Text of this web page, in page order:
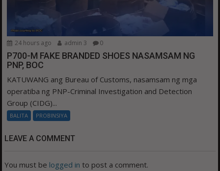
24 hours ago admin 3 0
P700-M FAKE BRANDED SHOES NASAMSAM NG
PNP, BOC
KATUWANG ang Bureau of Customs, nasamsam ng mga
operatiba ng PNP-Criminal Investigation and Detection
Group (CIDG)...
BALITA PROBINSIYA
LEAVE A COMMENT
You must be logged in to post a comment.